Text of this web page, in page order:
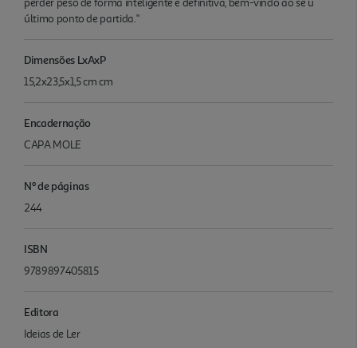
último ponto de partida."
Dimensões LxAxP
15,2x23,5x1,5 cm cm
Encadernação
CAPA MOLE
Nº de páginas
244
ISBN
9789897405815
Editora
Ideias de Ler